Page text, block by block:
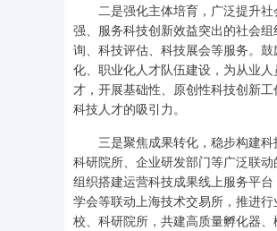
二是强化主体培育，广泛提升社
强、服务科技创新效益突出的社会
询、科技评估、科技展会等服务。
化、职业化人才队伍建设，为从业
才，开展基础性、原创性科技创新
科技人才的吸引力。
三是聚焦成果转化，稳步构建科
科研院所、企业研发部门等广泛联
组织搭建运营科技成果线上服务平
学会等联动上海技术交易所，推进
校、科研院所，共建高质量孵化器、